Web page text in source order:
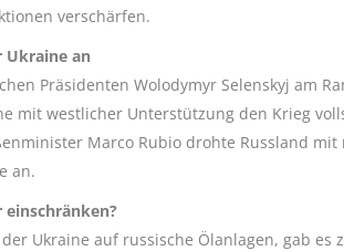
verschärfen.
an
Präsidenten Wolodymyr Selenskyj am
mit westlicher Unterstützung den Krieg
Marco Rubio drohte Russland
an.
einschränken?
Ukraine auf russische Ölanlagen, gab es